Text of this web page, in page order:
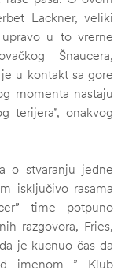
Lackner, veliki
u to vrerne
Šnaucera,
u kontakt sa gore
momenta nastaju
terijera”, onakvog
o stvaranju jedne
isključivo rasama
time potpuno
razgovora, Fries,
je kucnuo čas da
imenom ” Klub